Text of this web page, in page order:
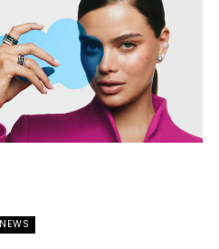
NEWS